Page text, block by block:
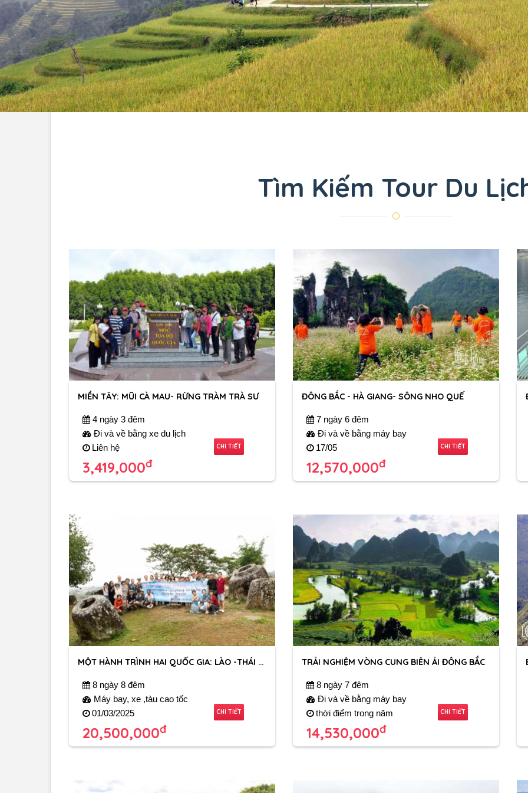
Tìm Kiếm Tour Du
MIỀN TÂY: MŨI CÀ MAU- RỪNG TRÀM TRÀ SƯ
4 ngày 3 đêm
Đi và về bằng xe du lịch
Liên hệ
3,419,000đ
CHI TIẾT
ĐÔNG BẮC - HÀ GIANG- SÔNG NHO QUẾ
7 ngày 6 đêm
Đi và về bằng máy bay
17/05
12,570,000đ
CHI TIẾT
MỘT HÀNH TRÌNH HAI QUỐC GIA: LÀO -THÁI LAN
8 ngày 8 đêm
Máy bay, xe ,tàu cao tốc
01/03/2025
20,500,000đ
CHI TIẾT
TRẢI NGHIỆM VÒNG CUNG BIÊN ẢI ĐÔNG BẮC
8 ngày 7 đêm
Đi và về bằng máy bay
thời điểm trong năm
14,530,000đ
CHI TIẾT